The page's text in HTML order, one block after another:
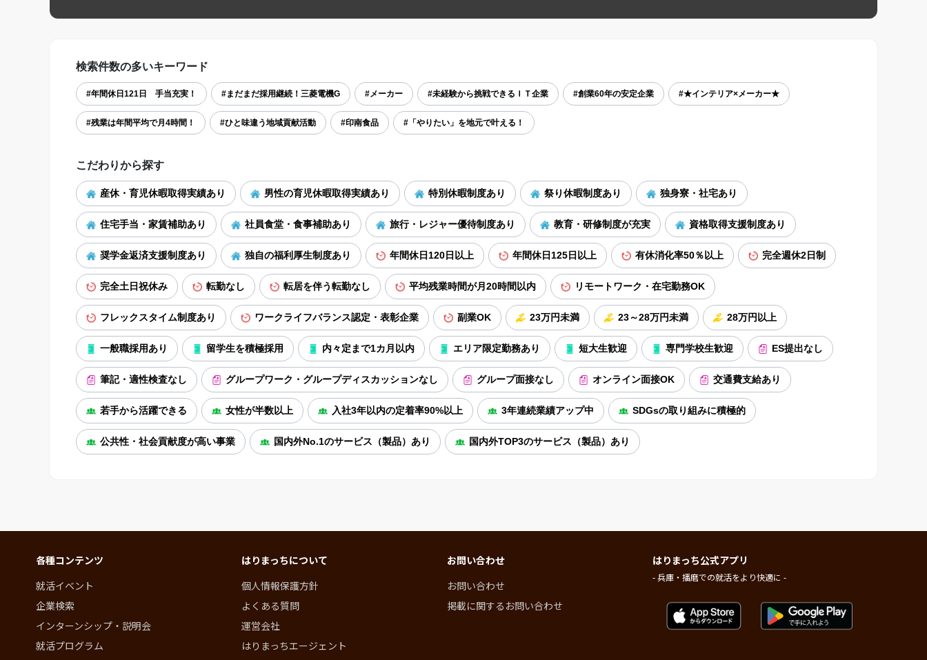
検索件数の多いキーワード
#年間休日121日 手当充実！ #まだまだ採用継続！三菱電機G #メーカー #未経験から挑戦できるＩＴ企業 #創業60年の安定企業 #★インテリア×メーカー★
#残業は年間平均で月4時間！ #ひと味違う地域貢献活動 #印南食品 #「やりたい」を地元で叶える！
こだわりから探す
産休・育児休暇取得実績あり 男性の育児休暇取得実績あり 特別休暇制度あり 祭り休暇制度あり 独身寮・社宅あり
住宅手当・家賃補助あり 社員食堂・食事補助あり 旅行・レジャー優待制度あり 教育・研修制度が充実 資格取得支援制度あり
奨学金返済支援制度あり 独自の福利厚生制度あり 年間休日120日以上 年間休日125日以上 有休消化率50％以上 完全週休2日制
完全土日祝休み 転勤なし 転居を伴う転勤なし 平均残業時間が月20時間以内 リモートワーク・在宅勤務OK
フレックスタイム制度あり ワークライフバランス認定・表彰企業 副業OK 23万円未満 23～28万円未満 28万円以上
一般職採用あり 留学生を積極採用 内々定まで1カ月以内 エリア限定勤務あり 短大生歓迎 専門学校生歓迎 ES提出なし
筆記・適性検査なし グループワーク・グループディスカッションなし グループ面接なし オンライン面接OK 交通費支給あり
若手から活躍できる 女性が半数以上 入社3年以内の定着率90%以上 3年連続業績アップ中 SDGsの取り組みに積極的
公共性・社会貢献度が高い事業 国内外No.1のサービス（製品）あり 国内外TOP3のサービス（製品）あり
各種コンテンツ
就活イベント
企業検索
インターンシップ・説明会
就活プログラム
はりまっちについて
個人情報保護方針
よくある質問
運営会社
はりまっちエージェント
お問い合わせ
お問い合わせ
掲載に関するお問い合わせ
はりまっち公式アプリ
- 兵庫・播磨での就活をより快適に -